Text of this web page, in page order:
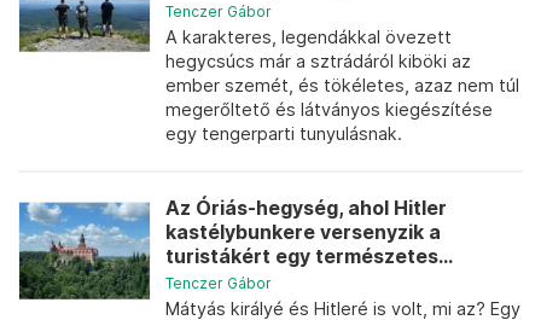
Tenczer Gábor
A karakteres, legendákkal övezett
hegycsúcs már a sztrádáról kiböki az
ember szemét, és tökéletes, azaz nem túl
megerőltető és látványos kiegészítése
egy tengerparti tunyulásnak.
Az Óriás-hegység, ahol Hitler
kastélybunkere versenyzik a
turistákért egy természetes...
Tenczer Gábor
Mátyás királyé és Hitleré is volt, mi az? Egy